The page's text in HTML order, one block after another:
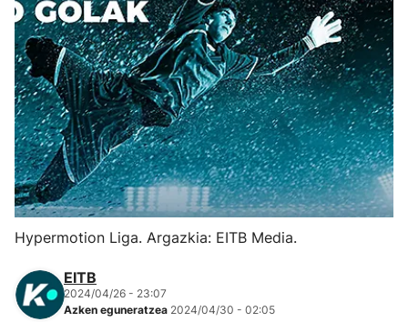
Herri-kirolak
Eskubaloia
Kirolak 360
Atletismoa
Mendi-lasterketak
Kirol gehiago
Hypermotion Liga. Argazkia: EITB Media.
EITB
2024/04/26 - 23:07
Azken eguneratzea 2024/04/30 - 02:05